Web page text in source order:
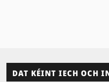
DAT KÉINT IECH OCH